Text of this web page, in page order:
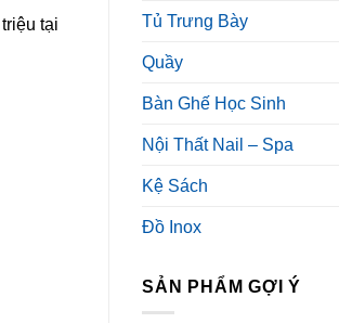
Tủ Trưng Bày
Quầy
Bàn Ghế Học Sinh
Nội Thất Nail – Spa
Kệ Sách
Đồ Inox
SẢN PHẨM GỢI Ý
tại